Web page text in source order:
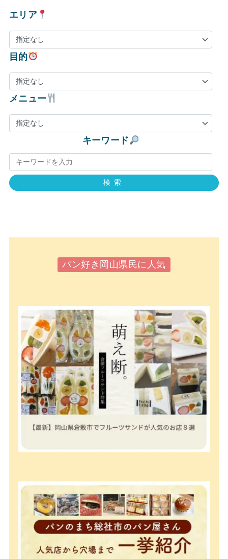
エリア
目的
メニュー
キーワード
検索
パン好き岡山県民に人気